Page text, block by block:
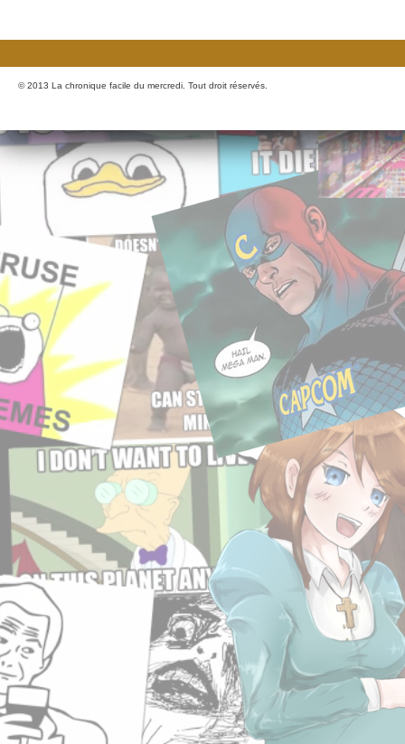
© 2013 La chronique facile du mercredi. Tout droit réservés.